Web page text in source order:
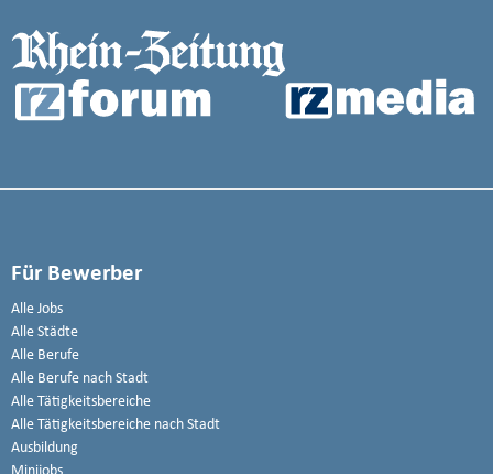
Für Bewerber
Alle Jobs
Alle Städte
Alle Berufe
Alle Berufe nach Stadt
Alle Tätigkeitsbereiche
Alle Tätigkeitsbereiche nach Stadt
Ausbildung